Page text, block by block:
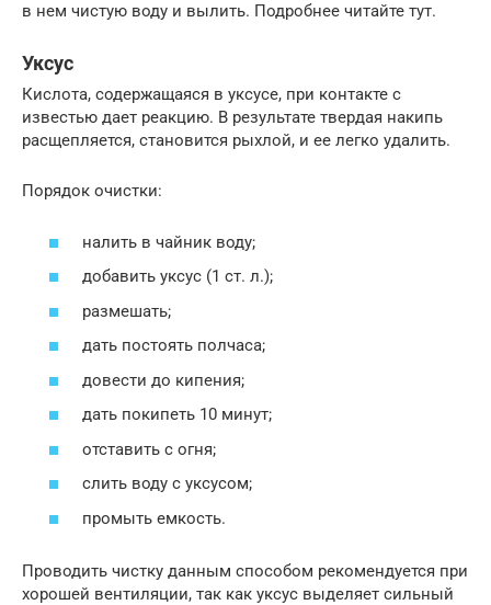
в нем чистую воду и вылить. Подробнее читайте тут.
Уксус
Кислота, содержащаяся в уксусе, при контакте с
известью дает реакцию. В результате твердая накипь
расщепляется, становится рыхлой, и ее легко удалить.
Порядок очистки:
налить в чайник воду;
добавить уксус (1 ст. л.);
размешать;
дать постоять полчаса;
довести до кипения;
дать покипеть 10 минут;
отставить с огня;
слить воду с уксусом;
промыть емкость.
Проводить чистку данным способом рекомендуется при
хорошей вентиляции, так как уксус выделяет сильный